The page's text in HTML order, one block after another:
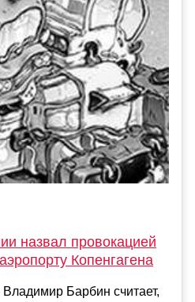
назвал провокацией
Копенгагена
Барбин считает,